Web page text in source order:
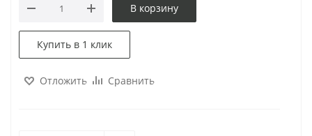
В корзину
Купить в 1 клик
Отложить Сравнить